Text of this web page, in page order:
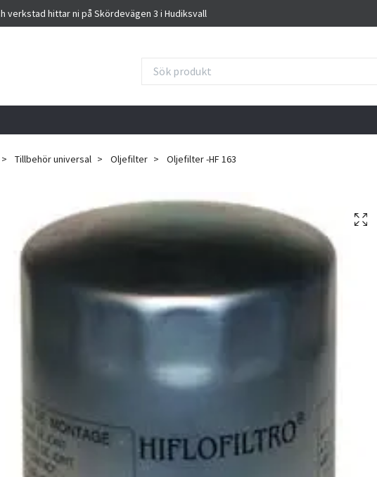
verkstad hittar ni på Skördevägen 3 i Hudiksvall
Tillbehör universal Oljefilter Oljefilter -HF 163